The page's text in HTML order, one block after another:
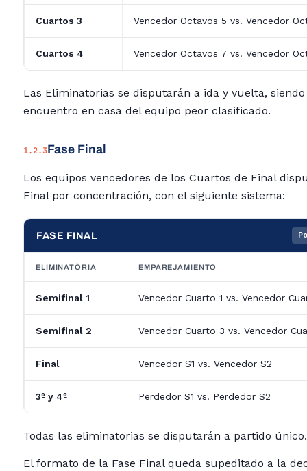
Cuartos 3 Vencedor Octavos 5 vs. Vencedor
Cuartos 4 Vencedor Octavos 7 vs. Vencedor
Las Eliminatorias se disputarán a ida y vuelta,
encuentro en casa del equipo peor clasificado.
1.2.3Fase Final
Los equipos vencedores de los Cuartos de Final
Final por concentración, con el siguiente sistema:
FASE FINAL
ELIMINATÒRIA EMPAREJAMIENTO
Semifinal 1 Vencedor Cuarto 1 vs. Vencedor
Semifinal 2 Vencedor Cuarto 3 vs. Vencedor
Final Vencedor S1 vs. Vencedor S2
3º y 4º Perdedor S1 vs. Perdedor S2
Todas las eliminatorias se disputarán a partido único.
El formato de la Fase Final queda supeditado a la